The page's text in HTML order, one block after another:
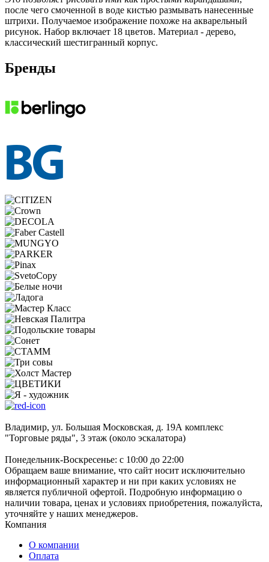
после чего смоченной в воде кистью размывать нанесенные
штрихи. Получаемое изображение похоже на акварельный
рисунок. Набор включает 18 цветов. Материал - дерево,
классический шестигранный корпус.
Бренды
Владимир, ул. Большая Московская, д. 19А комплекс
"Торговые ряды", 3 этаж (около эскалатора)
Понедельник-Воскресенье: с 10:00 до 22:00
Обращаем ваше внимание, что сайт носит исключительно
информационный характер и ни при каких условиях не
является публичной офертой. Подробную информацию о
наличии товара, ценах и условиях приобретения, пожалуйста,
уточняйте у наших менеджеров.
Компания
О компании
Оплата